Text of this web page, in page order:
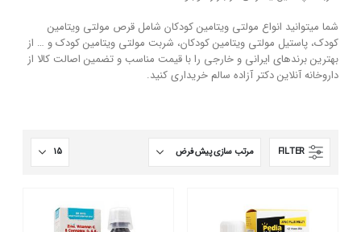
شما میتوانید انواع مولتی ویتامین کودکان شامل قرص مولتی ویتامین
کودک، پاستیل مولتی ویتامین کودکان، شربت مولتی ویتامین کودک و … از
بهترین برندهای ایرانی و خارجی را با قیمت مناسب و تضمین اصالت کالا از
داروخانه آنلاین دکتر آزاده سالم خریداری کنید.
FILTER